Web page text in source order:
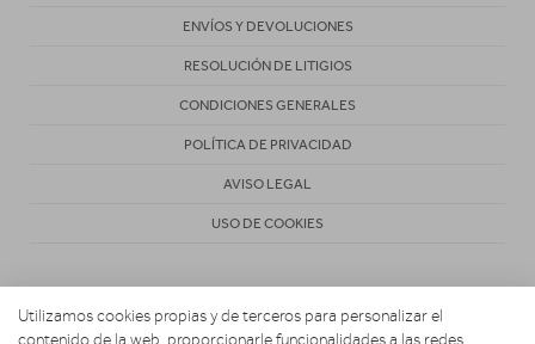
ENVÍOS Y DEVOLUCIONES
RESOLUCIÓN DE LITIGIOS
CONDICIONES GENERALES
POLÍTICA DE PRIVACIDAD
AVISO LEGAL
USO DE COOKIES
Utilizamos cookies propias y de terceros para personalizar el
contenido de la web, proporcionarle funcionalidades a las redes